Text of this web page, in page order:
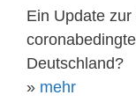
Ein Update
Deutschland?
» mehr